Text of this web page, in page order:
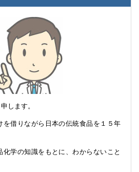
申します。
を借りながら日本の伝統食品を１５年
学の知識をもとに、わからないこと